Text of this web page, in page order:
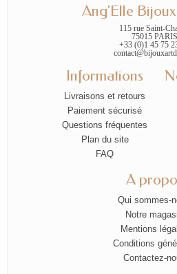
Ang'Elle
115 rue Saint-
75015 PARIS
+33 (0)1 45 75
Informations
Livraisons et retours
Paiement sécurisé
Questions fréquentes
Plan du site
FAQ
A
Qui sommes-
Notre
Mentions
Conditions
Contactez-